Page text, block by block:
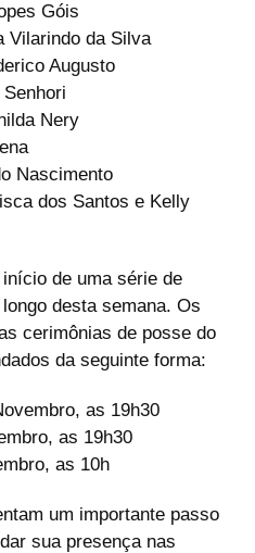
Góis
Vilarindo da Silva
Augusto
Nery
Nascimento
dos Santos e Kelly
de uma série de
desta semana. Os
cerimônias de posse do
da seguinte forma:
as 19h30
as 19h30
as 10h
um importante passo
sua presença nas